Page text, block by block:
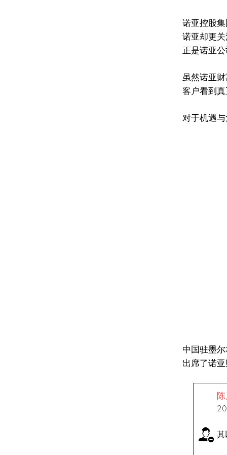
诺亚控股
诺亚却更
正是诺亚
虽然诺亚
客户看到真
对于机遇
中国驻墨
出席了诺
其